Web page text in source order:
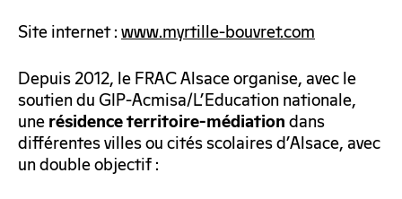
Site internet :www.myrtille-bouvret.com
Depuis 2012, le FRAC Alsace organise, avec le
soutien du GIP-Acmisa/L’Education nationale,
unerésidence territoire-médiationdans
différentes villes ou cités scolaires d’Alsace, avec
un double objectif :